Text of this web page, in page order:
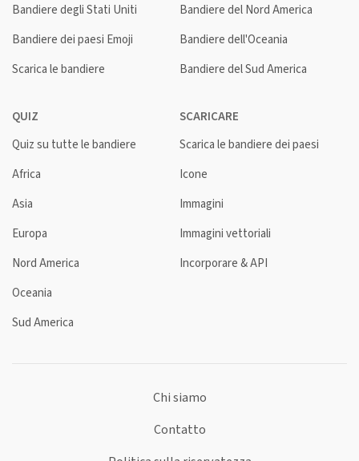
Bandiere degli Stati Uniti
Bandiere dei paesi Emoji
Scarica le bandiere
Bandiere del Nord America
Bandiere dell'Oceania
Bandiere del Sud America
QUIZ
Quiz su tutte le bandiere
Africa
Asia
Europa
Nord America
Oceania
Sud America
SCARICARE
Scarica le bandiere dei paesi
Icone
Immagini
Immagini vettoriali
Incorporare & API
Chi siamo
Contatto